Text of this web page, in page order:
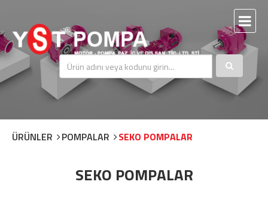
ÜRÜNLER POMPALAR SEKO POMPALAR
SEKO POMPALAR